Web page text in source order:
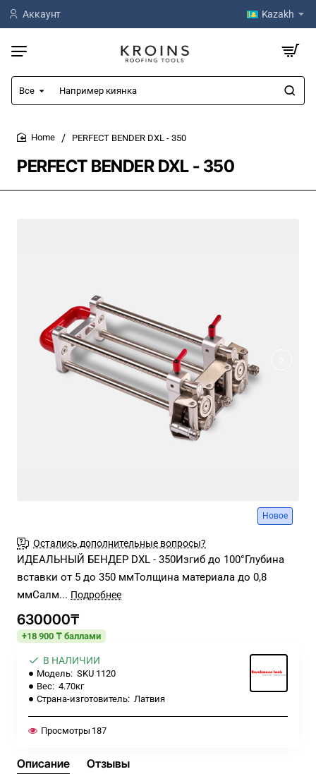
Аккаунт Kazakh
Все
Например
киянка
PERFECT BENDER DXL - 350
PERFECT BENDER DXL - 350
Новое
Остались дополнительные вопросы?
ИДЕАЛЬНЫЙ БЕНДЕР DXL - 350Изгиб до 100°Глубина
вставки от 5 до 350 ммТолщина материала до 0,8
ммСалм...
630000₸
+18 900 ₸ баллами
В НАЛИЧИИ
Модель: SKU 1120
Вес: 4.70кг
Страна-изготовитель: Латвия
Просмотры 187
Описание Отзывы